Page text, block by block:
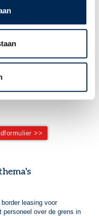
Hertogenbosch
tevoren een factuur.
voorwaarden van
u deze op de website te
>>
border leasing voor
personeel over de grens in